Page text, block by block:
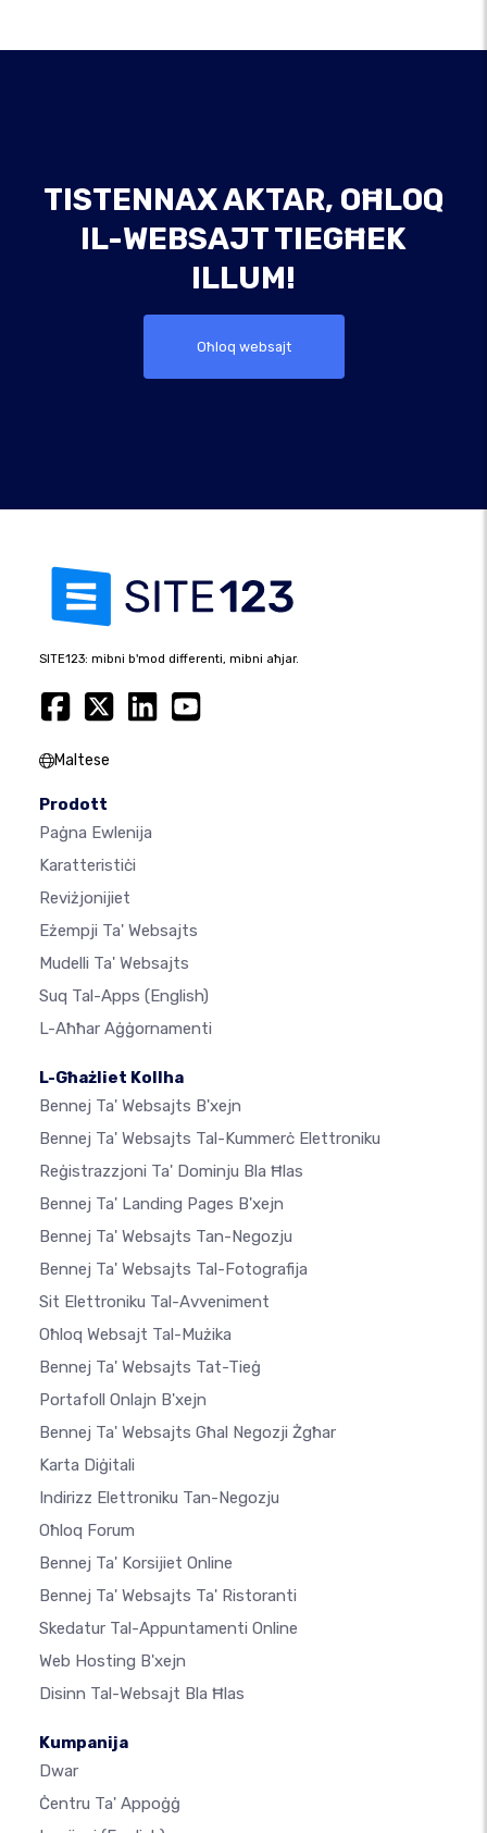
TISTENNAX AKTAR, OĦLOQ
IL-WEBSAJT TIEGĦEK
ILLUM!
Oħloq websajt
SITE123: mibni b'mod differenti, mibni aħjar.
Maltese
Prodott
Paġna Ewlenija
Karatteristiċi
Reviżjonijiet
Eżempji Ta' Websajts
Mudelli Ta' Websajts
Suq Tal-Apps (English)
L-Aħħar Aġġornamenti
L-Għażliet Kollha
Bennej Ta' Websajts B'xejn
Bennej Ta' Websajts Tal-Kummerċ Elettroniku
Reġistrazzjoni Ta' Dominju Bla Ħlas
Bennej Ta' Landing Pages B'xejn
Bennej Ta' Websajts Tan-Negozju
Bennej Ta' Websajts Tal-Fotografija
Sit Elettroniku Tal-Avveniment
Oħloq Websajt Tal-Mużika
Bennej Ta' Websajts Tat-Tieġ
Portafoll Onlajn B'xejn
Bennej Ta' Websajts Għal Negozji Żgħar
Karta Diġitali
Indirizz Elettroniku Tan-Negozju
Oħloq Forum
Bennej Ta' Korsijiet Online
Bennej Ta' Websajts Ta' Ristoranti
Skedatur Tal-Appuntamenti Online
Web Hosting B'xejn
Disinn Tal-Websajt Bla Ħlas
Kumpanija
Dwar
Ċentru Ta' Appoġġ